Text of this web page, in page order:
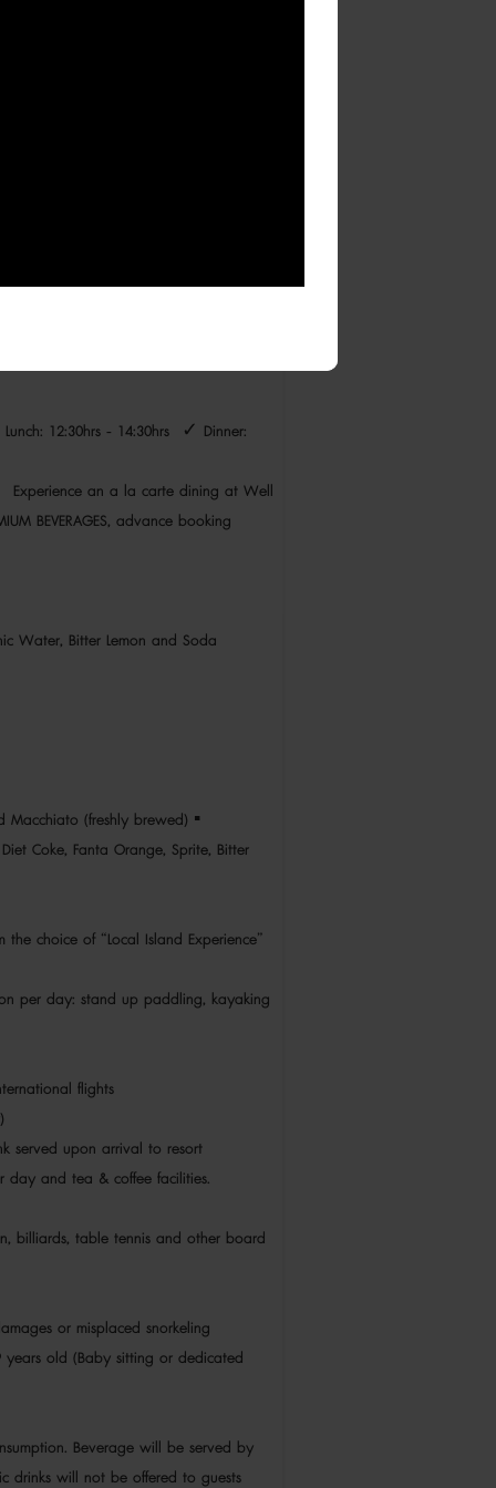
12:30hrs - 14:30hrs ✓ Dinner:
Experience an a la carte dining at Well
BEVERAGES, advance booking
Water, Bitter Lemon and Soda
Macchiato (freshly brewed) ▪
Coke, Fanta Orange, Sprite, Bitter
the choice of “Local Island Experience”
per day: stand up paddling, kayaking
flights
served upon arrival to resort
day and tea & coffee facilities.
billiards, table tennis and other board
or misplaced snorkeling
years old (Baby sitting or dedicated
Beverage will be served by
drinks will not be offered to guests